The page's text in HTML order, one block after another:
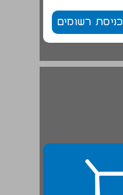
כניסת רשומים